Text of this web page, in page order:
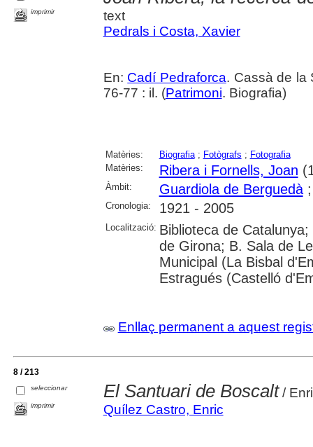
imprimir
text
Pedrals i Costa, Xavier
En: Cadí Pedraforca. Cassà de la
76-77 : il. (Patrimoni. Biografia)
Matèries: Biografia; Fotògrafs ; Fotografia
Matèries:
Ribera i Fornells, Joan
Àmbit: Guardiola de Berguedà
Cronologia: 1921 - 2005
Localització: Biblioteca de
de Girona; B. Sala de
Municipal (La Bisbal
Estragués (Castelló
Enllaç permanent a aquest
8 / 213
seleccionar
imprimir
El Santuari de Boscalt/
Quílez Castro, Enric